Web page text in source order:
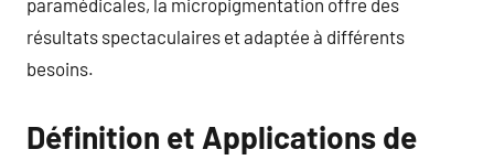
paramédicales, la micropigmentation offre des
résultats spectaculaires et adaptée à différents
besoins.
Définition et Applications de